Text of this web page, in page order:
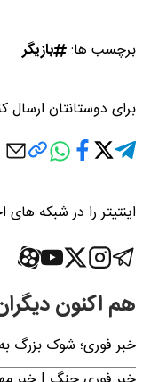
برچسب ها: بازیگر
برای دوستانتان ارسال
اینتیتر را در شبکه های
هم اکنون
خبر فوری؛‌ شوک بزرگ